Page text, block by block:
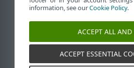
ESET Knowledgebase
ESET-Forum
ESET Status Portal
Regionaler Support
information, see ourCookie Policy.
ACCEPT ALL AND
ACCEPT ESSENTIAL